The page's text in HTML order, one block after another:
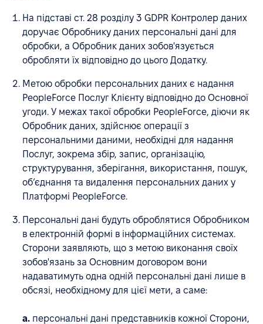
На підставі ст. 28 розділу 3 GDPR Контролер даних
доручає Обробнику даних персональні дані для
обробки, а Обробник даних зобов'язується
обробляти їх відповідно до цього Додатку.
Метою обробки персональних даних є надання
PeopleForce Послуг Клієнту відповідно до Основної
угоди. У межах такої обробки PeopleForce, діючи як
Обробник даних, здійснює операції з
персональними даними, необхідні для надання
Послуг, зокрема збір, запис, організацію,
структурування, зберігання, використання, пошук,
об’єднання та видалення персональних даних у
Платформі PeopleForce.
Персональні дані будуть оброблятися Обробником
в електронній формі в інформаційних системах.
Сторони заявляють, що з метою виконання своїх
зобов'язань за Основним договором вони
надаватимуть одна одній персональні дані лише в
обсязі, необхідному для цієї мети, а саме:
a. персональні дані представників кожної Сторони,